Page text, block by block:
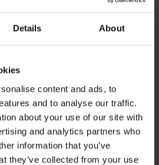
Details About
content and ads, to
and to analyse our traffic.
about your use of our site with
and analytics partners who
information that you’ve
they’ve collected from your use
Ja /
Nee